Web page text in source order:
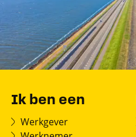
Ik ben een
Werkgever